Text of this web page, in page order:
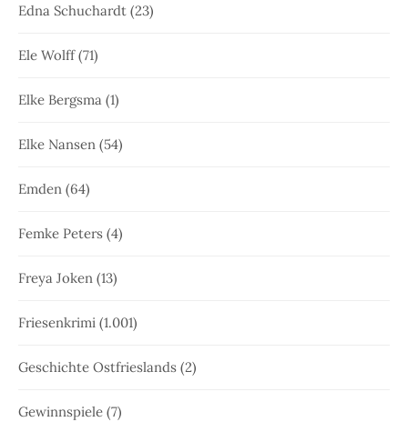
Edna Schuchardt (23)
Ele Wolff(71)
Elke Bergsma (1)
Elke Nansen (54)
Emden (64)
Femke Peters (4)
Freya Joken (13)
Friesenkrimi (1.001)
Geschichte Ostfrieslands (2)
Gewinnspiele (7)